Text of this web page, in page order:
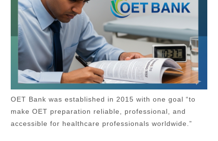
OET Bank was established in 2015 with one goal “to
make OET preparation reliable, professional, and
accessible for healthcare professionals worldwide.”